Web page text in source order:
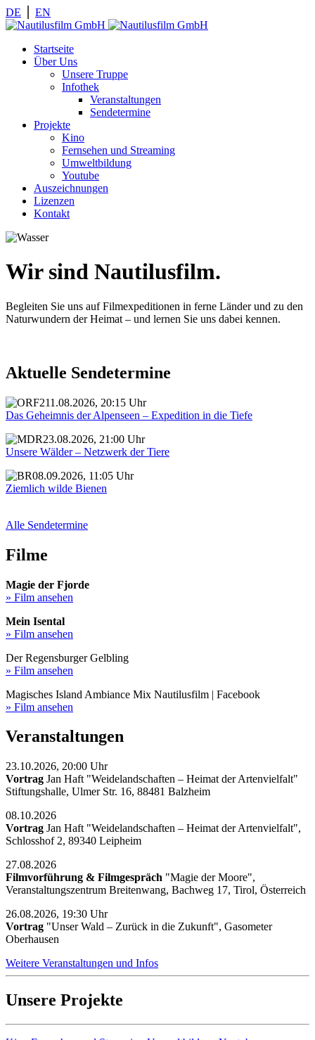
DE EN
Startseite
Über Uns
Unsere Truppe
Infothek
Veranstaltungen
Sendetermine
Projekte
Kino
Fernsehen und Streaming
Umweltbildung
Youtube
Auszeichnungen
Lizenzen
Kontakt
Wir sind Nautilusfilm.
Begleiten Sie uns auf Filmexpeditionen in ferne Länder und zu den
Naturwundern der Heimat – und lernen Sie uns dabei kennen.
Aktuelle Sendetermine
11.08.2026, 20:15 Uhr
Das Geheimnis der Alpenseen – Expedition in die Tiefe
23.08.2026, 21:00 Uhr
Unsere Wälder – Netzwerk der Tiere
08.09.2026, 11:05 Uhr
Ziemlich wilde Bienen
Alle Sendetermine
Filme
Magie der Fjorde
» Film ansehen
Mein Isental
» Film ansehen
Der Regensburger Gelbling
» Film ansehen
Magisches Island Ambiance Mix Nautilusfilm | Facebook
» Film ansehen
Veranstaltungen
23.10.2026, 20:00 Uhr
Vortrag Jan Haft "Weidelandschaften – Heimat der Artenvielfalt"
Stiftungshalle, Ulmer Str. 16, 88481 Balzheim
08.10.2026
Vortrag Jan Haft "Weidelandschaften – Heimat der Artenvielfalt",
Schlosshof 2, 89340 Leipheim
27.08.2026
Filmvorführung & Filmgespräch "Magie der Moore",
Veranstaltungszentrum Breitenwang, Bachweg 17, Tirol, Österreich
26.08.2026, 19:30 Uhr
Vortrag "Unser Wald – Zurück in die Zukunft", Gasometer
Oberhausen
Weitere Veranstaltungen und Infos
Unsere Projekte